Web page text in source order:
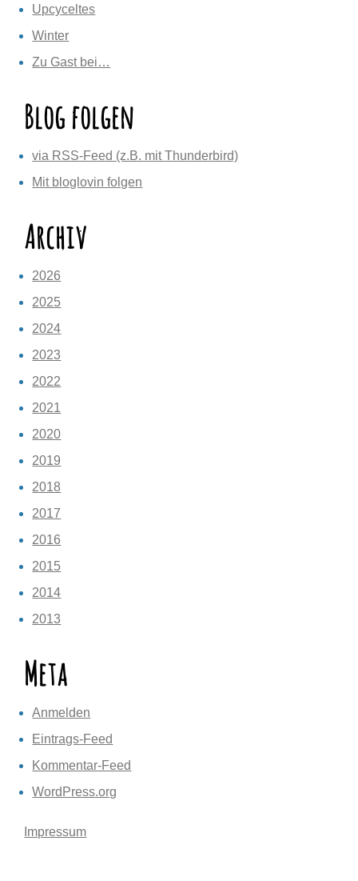
Upcyceltes
Winter
Zu Gast bei…
Blog folgen
via RSS-Feed (z.B. mit Thunderbird)
Mit bloglovin folgen
Archiv
2026
2025
2024
2023
2022
2021
2020
2019
2018
2017
2016
2015
2014
2013
Meta
Anmelden
Eintrags-Feed
Kommentar-Feed
WordPress.org
Impressum